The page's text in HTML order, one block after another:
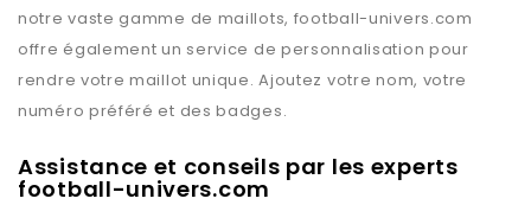
notre vaste gamme de maillots, football-univers.com
offre également un service de personnalisation pour
rendre votre maillot unique. Ajoutez votre nom, votre
numéro préféré et des badges.
Assistance et conseils par les experts
football-univers.com